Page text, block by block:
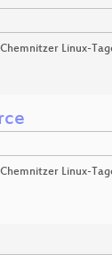
Chemnitzer Linux-
Chemnitzer Linux-